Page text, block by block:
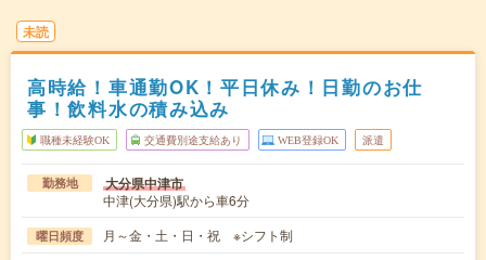
未読
高時給！車通勤OK！平日休み！日勤のお仕
事！飲料水の積み込み
職種未経験OK 交通費別途支給あり WEB登録OK 派遣
勤務地 大分県中津市
中津(大分県)駅から車6分
曜日頻度 月～金・土・日・祝 ※シフト制